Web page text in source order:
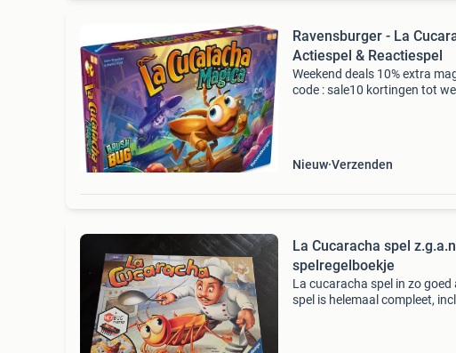
Ravensburger - La
Actiespel & Reactiespel
Weekend deals 10% extra
code : sale10 kortingen tot
Nieuw Verzenden
La Cucaracha spel
spelregelboekje
La cucaracha spel in zo
spel is helemaal compleet,